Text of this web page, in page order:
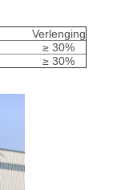
Verlenging
≥ 30%
≥ 30%